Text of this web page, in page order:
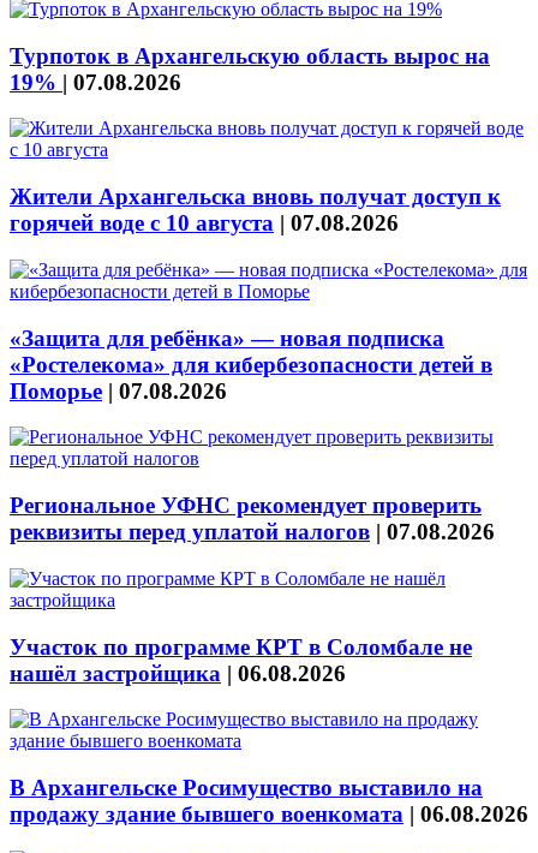
Турпоток в Архангельскую область вырос на
19% | 07.08.2026
Жители Архангельска вновь получат доступ к
горячей воде с 10 августа | 07.08.2026
«Защита для ребёнка» — новая подписка
«Ростелекома» для кибербезопасности детей в
Поморье | 07.08.2026
Региональное УФНС рекомендует проверить
реквизиты перед уплатой налогов | 07.08.2026
Участок по программе КРТ в Соломбале не
нашёл застройщика | 06.08.2026
В Архангельске Росимущество выставило на
продажу здание бывшего военкомата | 06.08.2026